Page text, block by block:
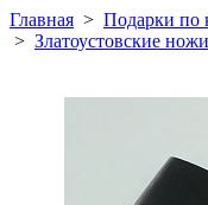
Главная > Подарки по
> Златоустовские ножи